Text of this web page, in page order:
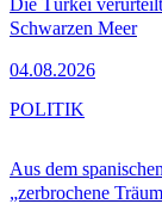
Schwarzen Meer
04.08.2026
Aus dem
„zerbrochene
POLITIK